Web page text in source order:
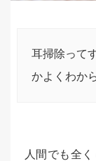
耳掃除って
かよくわか
人間でも全